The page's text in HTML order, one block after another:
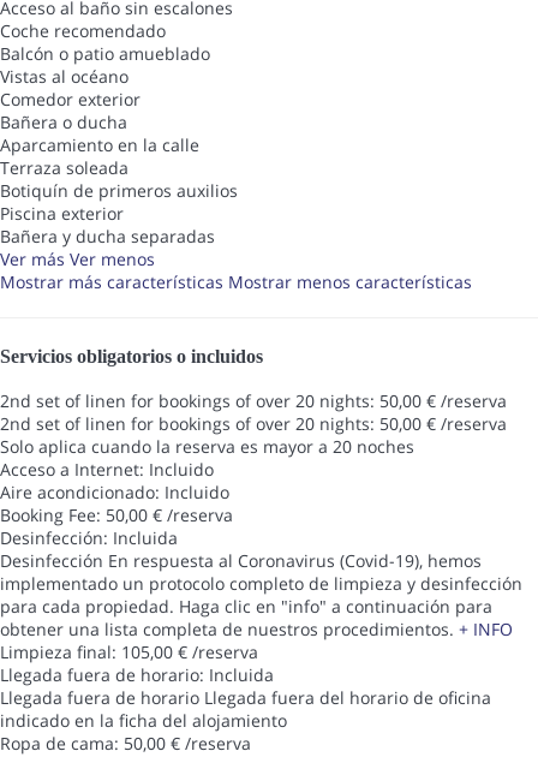
Acceso al baño sin escalones
Coche recomendado
Balcón o patio amueblado
Vistas al océano
Comedor exterior
Bañera o ducha
Aparcamiento en la calle
Terraza soleada
Botiquín de primeros auxilios
Piscina exterior
Bañera y ducha separadas
Ver más Ver menos
Mostrar más características Mostrar menos características
Servicios obligatorios o incluidos
2nd set of linen for bookings of over 20 nights: 50,00 € /reserva
2nd set of linen for bookings of over 20 nights: 50,00 € /reserva
Solo aplica cuando la reserva es mayor a 20 noches
Acceso a Internet: Incluido
Aire acondicionado: Incluido
Booking Fee: 50,00 € /reserva
Desinfección: Incluida
Desinfección En respuesta al Coronavirus (Covid-19), hemos
implementado un protocolo completo de limpieza y desinfección
para cada propiedad. Haga clic en "info" a continuación para
obtener una lista completa de nuestros procedimientos. + INFO
Limpieza final: 105,00 € /reserva
Llegada fuera de horario: Incluida
Llegada fuera de horario Llegada fuera del horario de oficina
indicado en la ficha del alojamiento
Ropa de cama: 50,00 € /reserva